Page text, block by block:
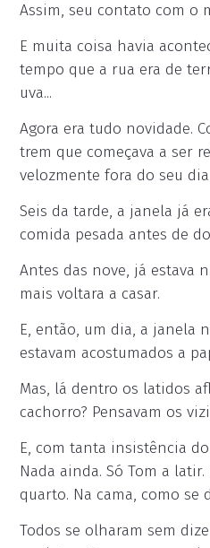
Assim, seu contato com o
E muita coisa havia
tempo que a rua era de
uva...
Agora era tudo novidade.
trem que começava a ser
velozmente fora do seu
Seis da tarde, a janela já
comida pesada antes de
Antes das nove, já estava
mais voltara a casar.
E, então, um dia, a janela
estavam acostumados a
Mas, lá dentro os latidos
cachorro? Pensavam os
E, com tanta insistência
Nada ainda. Só Tom a
quarto. Na cama, como se
Todos se olharam sem